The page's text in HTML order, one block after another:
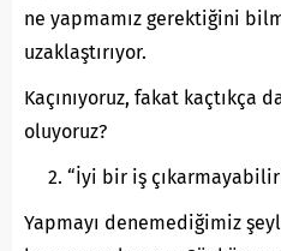
ne yapmamız gerektiğini
uzaklaştırıyor.
Kaçınıyoruz, fakat kaçtıkça
oluyoruz?
“İyi bir iş
Yapmayı denemediğimiz